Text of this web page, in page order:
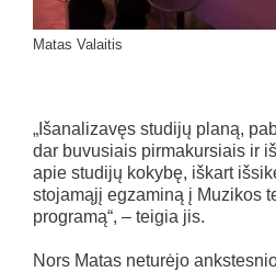
Matas Valaitis
„Išanalizavęs studijų planą,
dar buvusiais pirmakursiais ir
apie studijų kokybę, iškart
stojamąjį egzaminą į Muzikos
programą“, – teigia jis.
Nors Matas neturėjo